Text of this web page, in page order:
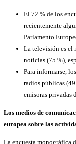
El 72 % de los
recientemente
Parlamento
La televisión es el
noticias (75 %),
Para informarse,
radios públicas
emisoras privadas
Los medios de
europea sobre las
La encuesta monográfica